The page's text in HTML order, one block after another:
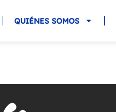
QUIÉNES SOMOS